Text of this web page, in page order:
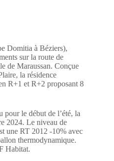
Domitia à Béziers),
sur la route de
de Maraussan. Conçue
la résidence
R+1 et R+2 proposant 8
pour le début de l’été, la
2024. Le niveau de
une RT 2012 -10% avec
thermodynamique.
Habitat.